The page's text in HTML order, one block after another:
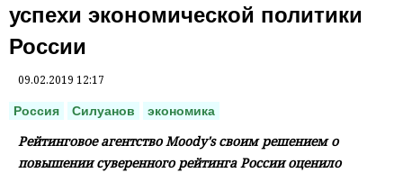
успехи экономической политики
России
09.02.2019 12:17
Россия Силуанов экономика
Рейтинговое агентство Moody's своим решением о
повышении суверенного рейтинга России оценило